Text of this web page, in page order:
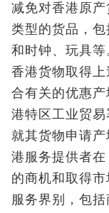
减免对香港原
类型的货品，
和时钟、玩具
香港货物取得
合有关的优惠
港特区工业贸
就其货物申请
港服务提供者
的商机和取得
服务界别，包